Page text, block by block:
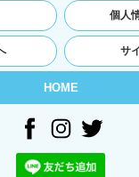
結果などの情報を利
を請求するために
，利用されたサービ
金額，氏名，住所
トカード番号などの
する目的
便にデータを入力で
社に登録されている
たり，ユーザーのご
HOME
個人
サ